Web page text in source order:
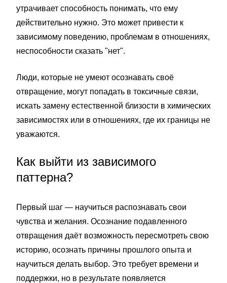
утрачивает способность понимать, что ему
действительно нужно. Это может привести к
зависимому поведению, проблемам в отношениях,
неспособности сказать "нет".
Люди, которые не умеют осознавать своё
отвращение, могут попадать в токсичные связи,
искать замену естественной близости в химических
зависимостях или в отношениях, где их границы не
уважаются.
Как выйти из зависимого
паттерна?
Первый шаг — научиться распознавать свои
чувства и желания. Осознание подавленного
отвращения даёт возможность пересмотреть свою
историю, осознать причины прошлого опыта и
научиться делать выбор. Это требует времени и
поддержки, но в результате появляется